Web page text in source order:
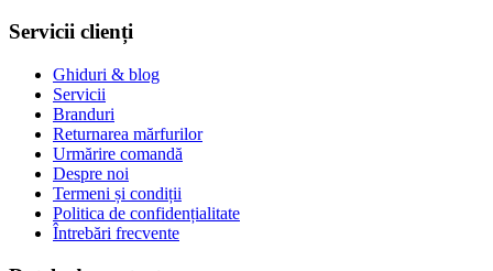
Servicii clienți
Ghiduri & blog
Servicii
Branduri
Returnarea mărfurilor
Urmărire comandă
Despre noi
Termeni și condiții
Politica de confidențialitate
Întrebări frecvente